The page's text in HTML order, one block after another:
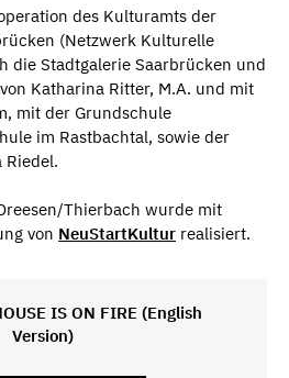
des Kulturamts der
(Netzwerk Kulturelle
die Stadtgalerie Saarbrücken und
Katharina Ritter, M.A. und mit
mit der Grundschule
im Rastbachtal, sowie der
Riedel.
Thierbach wurde mit
von NeuStartKultur realisiert.
IS ON FIRE (English
Version)